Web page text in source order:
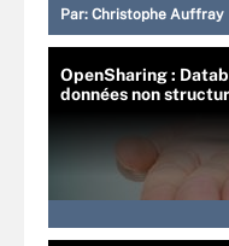
Par: Christophe Auffray
OpenSharing :
données non